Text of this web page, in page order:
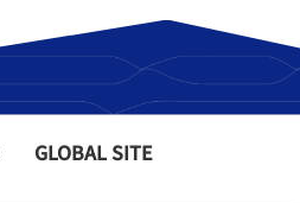
GLOBAL SITE